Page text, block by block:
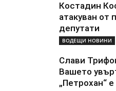
Костадин
атакуван от
депутати
ВОДЕЩИ НОВИНИ
Слави
Вашето
„Петрохан“